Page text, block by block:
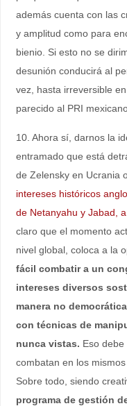
además cuenta con las
y amplitud como para
bienio. Si esto no se
desunión conducirá al
vez, hasta irreversible
parecido al PRI
10. Ahora sí, darnos la
entramado que está
de Zelensky en Ucrania
intereses históricos
de Netanyahu y Jabad,
claro que el momento
nivel global, coloca a la
fácil combatir a un
intereses diversos
manera no
con técnicas de
nunca vistas. Eso
combatan en los
Sobre todo, siendo
programa de gestión